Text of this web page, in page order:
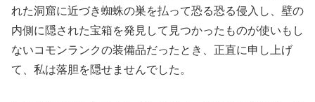
れた洞窟に近づき蜘蛛の巣を払って恐る恐る侵入し、壁の
内側に隠された宝箱を発見して見つかったものが使いもし
ないコモンランクの装備品だったとき、正直に申し上げ
て、私は落胆を隠せませんでした。